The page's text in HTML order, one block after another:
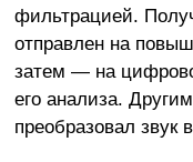
фильтрацией.
отправлен на
затем — на
его анализа.
преобразовал звук